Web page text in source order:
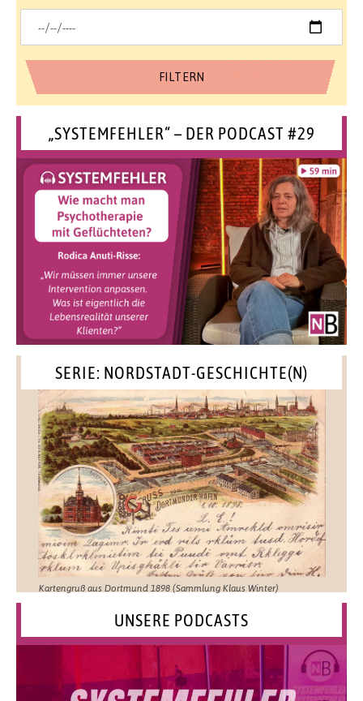
„SYSTEMFEHLER“ – DER PODCAST #29
SERIE: NORDSTADT-GESCHICHTE(N)
Kartengruß aus Dortmund 1898 (Sammlung Klaus Winter)
UNSERE PODCASTS